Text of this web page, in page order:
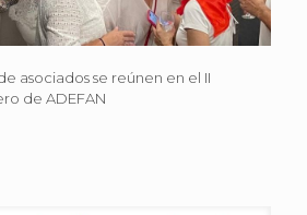
asociados se reúnen en el II
de ADEFAN